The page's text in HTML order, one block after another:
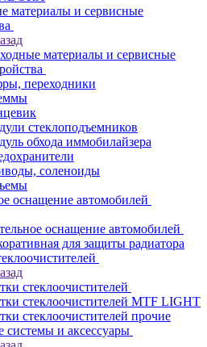
материалы и сервисные
материалы и сервисные
переходники
стеклоподъемников
обхода иммобилайзера
соленоиды
оснащение автомобилей
оснащение автомобилей
для защиты радиатора
стеклоочистителей
стеклоочистителей MTF LIGHT
стеклоочистителей прочие
системы и аксессуары